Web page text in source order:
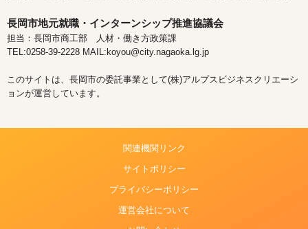
長岡市地元就職・インターンシップ推進協議会
担当：長岡市商工部 人材・働き方政策課
TEL:0258-39-2228 MAIL:koyou@city.nagaoka.lg.jp
このサイトは、長岡市の委託事業として(株)アルプスビジネスクリエーシ
ョンが運営しています。
関連機関リンク
サイトポリシー
プライバシーポリシー
運営会社について